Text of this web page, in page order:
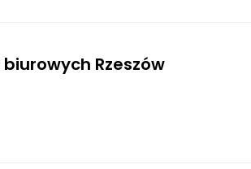
Rzeszów